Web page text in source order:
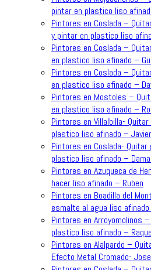
pintar en plastico liso
Pintores en Coslada –
y pintar en plastico liso
Pintores en Coslada –
en plastico liso afinado –
Pintores en Coslada –
en plastico liso afinado –
Pintores en Mostoles –
en plastico liso afinado –
Pintores en Villalbilla-
plastico liso afinado – Javier
Pintores en Coslada-
plastico liso afinado –
Pintores en Azuqueca de
hacer liso afinado – Ruben
Pintores en Boadilla del
esmalte al agua liso afinado
Pintores en Arroyomolinos
plastico liso afinado –
Pintores en Alalpardo –
Efecto Metal Cromado- Jose